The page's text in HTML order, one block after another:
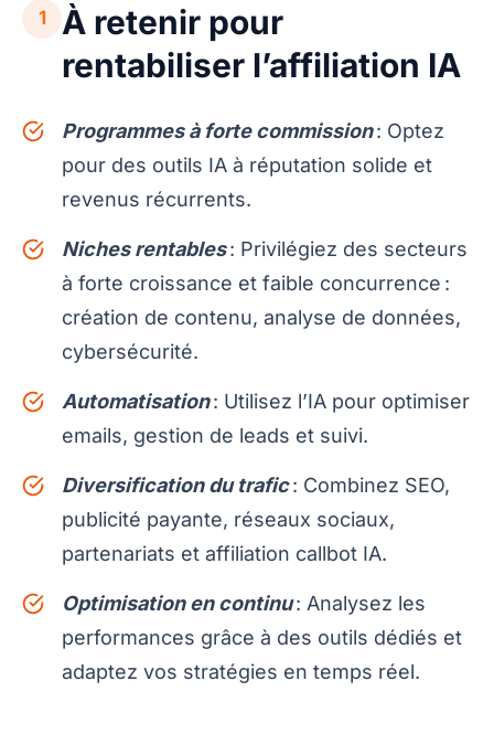
1
À retenir pour
rentabiliser l’affiliation IA
Programmes à forte commission: Optez
pour des outils IA à réputation solide et
revenus récurrents.
Niches rentables: Privilégiez des secteurs
à forte croissance et faible concurrence :
création de contenu, analyse de données,
cybersécurité.
Automatisation: Utilisez l’IA pour optimiser
emails, gestion de leads et suivi.
Diversification du trafic: Combinez SEO,
publicité payante, réseaux sociaux,
partenariats et affiliation callbot IA.
Optimisation en continu: Analysez les
performances grâce à des outils dédiés et
adaptez vos stratégies en temps réel.